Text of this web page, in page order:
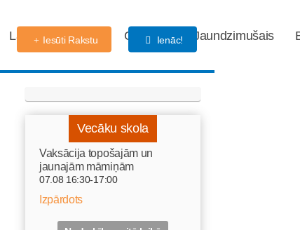
Labdarības fonds Gaidības Jaundzimušais
Iesūti Rakstu Ienāc!
Vecāku skola
Vaksācija topošajām un
jaunajām māmiņām
07.08 16:30-17:00
Izpārdots